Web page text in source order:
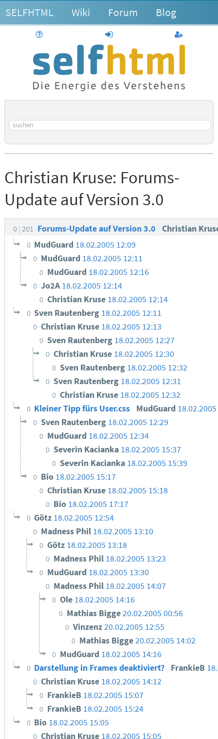
SELFHTML Wiki Forum Blog
anmelden
Suchbegriff
Christian Kruse: Forums-
Update auf Version 3.0
0 201 Forums-Update auf Version 3.0 Christian
0 MudGuard 18.02.2005 12:09
0 MudGuard 18.02.2005 12:11
0 MudGuard 18.02.2005 12:16
0 Jo2A18.02.2005 12:14
0 Christian Kruse 18.02.2005 12:14
0 Sven Rautenberg 18.02.2005 12:11
0 Christian Kruse 18.02.2005 12:13
0 Sven Rautenberg 18.02.2005 12:27
0 Christian Kruse 18.02.2005 12:30
0 Sven Rautenberg 18.02.2005 12:32
0 Sven Rautenberg 18.02.2005 12:31
0 Christian Kruse 18.02.2005 12:32
0 Kleiner Tipp fürs User.css MudGuard
0 Sven Rautenberg 18.02.2005 12:29
0 MudGuard 18.02.2005 12:34
0 Severin Kacianka 18.02.2005 15:37
0 Severin Kacianka 18.02.2005 15:39
0 Bio 18.02.2005 15:17
0 Christian Kruse 18.02.2005 15:18
0 Bio 18.02.2005 17:17
0 Götz 18.02.2005 12:54
0 Madness Phil 18.02.2005 13:10
0 Götz 18.02.2005 13:18
0 Madness Phil 18.02.2005 13:23
0 MudGuard 18.02.2005 13:30
0 Madness Phil 18.02.2005 14:07
0 Ole 18.02.2005 14:16
0 Mathias Bigge20.02.2005 00:56
0 Vinzenz20.02.2005 12:55
0 Mathias Bigge20.02.2005 14:02
0 MudGuard 18.02.2005 14:16
0 Darstellung in Frames deaktiviert? FrankieB
0 Christian Kruse 18.02.2005 14:12
0 FrankieB 18.02.2005 15:07
0 FrankieB 18.02.2005 15:24
0 Bio 18.02.2005 15:05
0 Christian Kruse 18.02.2005 15:05